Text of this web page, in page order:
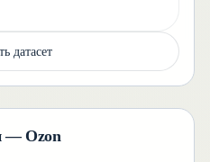
датасет
— Ozon